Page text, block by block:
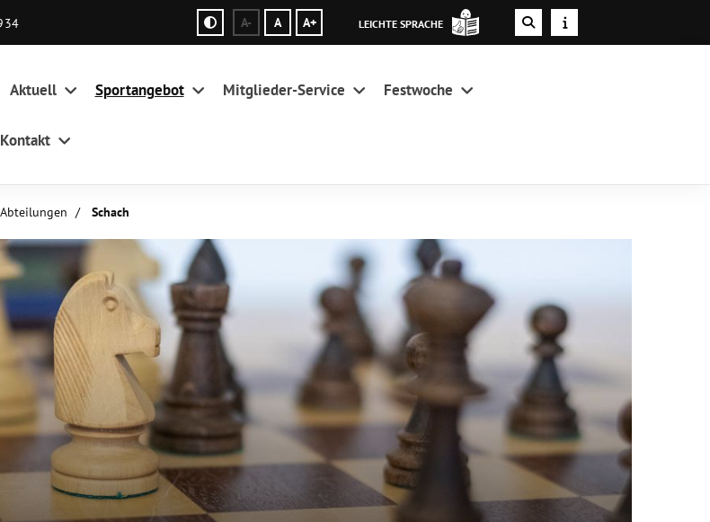
A- A A+ LEICHTE SPRACHE
Aktuell Sportangebot Mitglieder-Service Festwoche
Kontakt
Schach